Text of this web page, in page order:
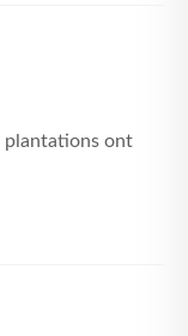
plantations ont